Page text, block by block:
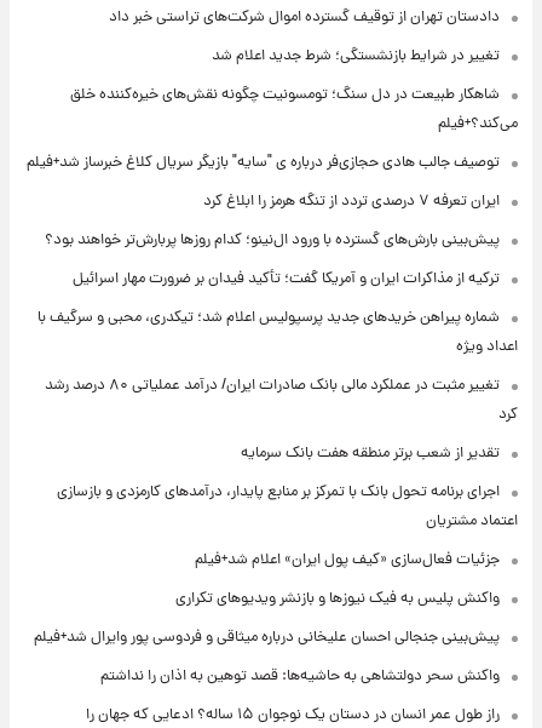
دادستان تهران از توقیف گسترده اموال شرکت‌های تراستی خبر داد
تغییر در شرایط بازنشستگی؛ شرط جدید اعلام شد
شاهکار طبیعت در دل سنگ؛ تومسونیت چگونه نقش‌های خیره‌کننده خلق
می‌کند؟+فیلم
توصیف جالب هادی حجازی‌فر درباره ی "سایه" بازیگر سریال کلاغ خبرساز شد+فیلم
ایران تعرفه ۷ درصدی تردد از تنگه هرمز را ابلاغ کرد
پیش‌بینی بارش‌های گسترده با ورود ال‌نینو؛ کدام روزها پربارش‌تر خواهند بود؟
ترکیه از مذاکرات ایران و آمریکا گفت؛ تأکید فیدان بر ضرورت مهار اسرائیل
شماره پیراهن خریدهای جدید پرسپولیس اعلام شد؛ تیکدری، محبی و سرگیف با
اعداد ویژه
تغییر مثبت در عملکرد مالی بانک صادرات ایران/ درآمد عملیاتی ۸۰ درصد رشد
کرد
تقدیر از شعب برتر منطقه هفت بانک سرمایه
اجرای برنامه تحول بانک با تمرکز بر منابع پایدار، درآمدهای کارمزدی و بازسازی
اعتماد مشتریان
جزئیات فعال‌سازی «کیف پول ایران» اعلام شد+فیلم
واکنش پلیس به فیک نیوزها و بازنشر ویدیوهای تکراری
پیش‌بینی جنجالی احسان علیخانی درباره میثاقی و فردوسی پور وایرال شد+فیلم
واکنش سحر دولتشاهی به حاشیه‌ها: قصد توهین به اذان را نداشتم
راز طول عمر انسان در دستان یک نوجوان ۱۵ ساله؟ ادعایی که جهان را